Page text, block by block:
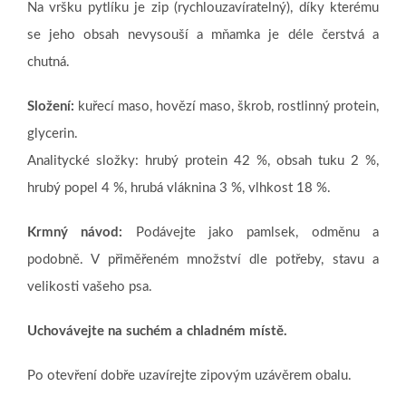
Na vršku pytlíku je zip (rychlouzavíratelný), díky kterému
se jeho obsah nevysouší a mňamka je déle čerstvá a
chutná.
Složení: kuřecí maso, hovězí maso, škrob, rostlinný protein,
glycerin.
Analitycké složky: hrubý protein 42 %, obsah tuku 2 %,
hrubý popel 4 %, hrubá vláknina 3 %, vlhkost 18 %.
Krmný návod: Podávejte jako pamlsek, odměnu a
podobně. V přiměřeném množství dle potřeby, stavu a
velikosti vašeho psa.
Uchovávejte na suchém a chladném místě.
Po otevření dobře uzavírejte zipovým uzávěrem obalu.